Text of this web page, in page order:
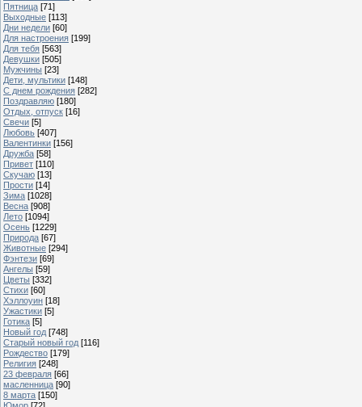
Пятница [71]
Выходные [113]
Дни недели [60]
Для настроения [199]
Для тебя [563]
Девушки [505]
Мужчины [23]
Дети, мультики [148]
С днем рождения [282]
Поздравляю [180]
Отдых, отпуск [16]
Свечи [5]
Любовь [407]
Валентинки [156]
Дружба [58]
Привет [110]
Скучаю [13]
Прости [14]
Зима [1028]
Весна [908]
Лето [1094]
Осень [1229]
Природа [67]
Животные [294]
Фэнтези [69]
Ангелы [59]
Цветы [332]
Стихи [60]
Хэллоуин [18]
Ужастики [5]
Готика [5]
Новый год [748]
Старый новый год [116]
Рождество [179]
Религия [248]
23 февраля [66]
масленница [90]
8 марта [150]